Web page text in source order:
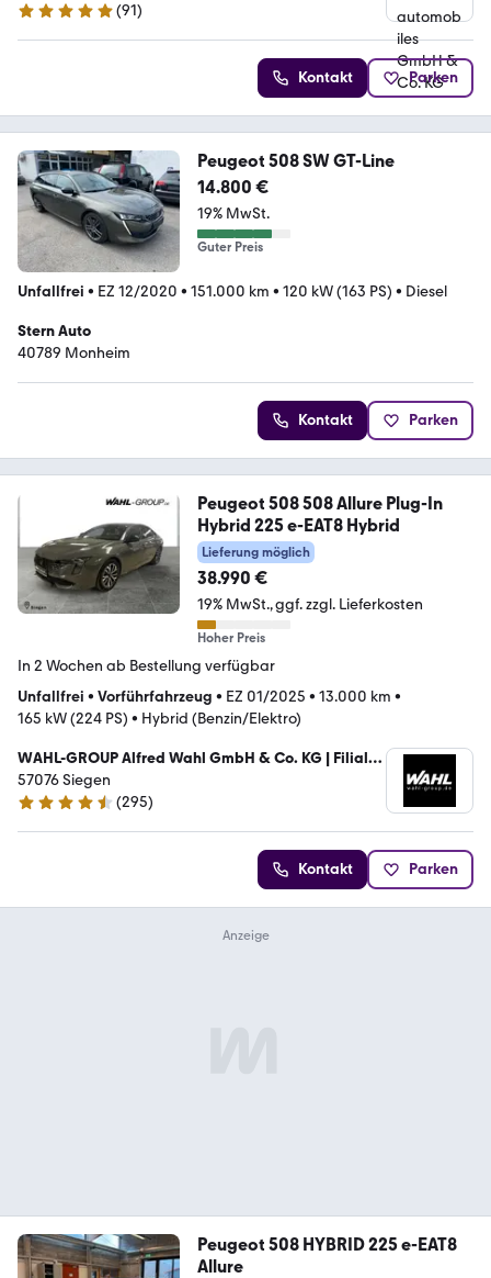
4.8 Sterne (91)
Kontakt Parken
Peugeot 508 SW GT-Line
14.800 €
19% MwSt.
Guter Preis
Unfallfrei • EZ 12/2020 • 151.000 km • 120 kW (163 PS) • Diesel
Stern Auto
40789 Monheim
Kontakt Parken
Peugeot 508 508 Allure Plug-In
Hybrid 225 e-EAT8 Hybrid
Lieferung möglich
38.990 €
19% MwSt. ggf. zzgl. Lieferkosten
Hoher Preis
In 2 Wochen ab Bestellung verfügbar
Unfallfrei • Vorführfahrzeug • EZ 01/2025 • 13.000 km •
165 kW (224 PS) • Hybrid (Benzin/Elektro)
WAHL-GROUP Alfred Wahl GmbH & Co. KG | Filiale
Siegen
57076 Siegen
4.3 Sterne
(295)
Kontakt Parken
Peugeot 508 HYBRID 225 e-EAT8
Allure